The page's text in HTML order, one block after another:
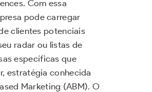
Com essa
pode carregar
clientes potenciais
radar ou listas de
específicas que
estratégia conhecida
Marketing (ABM). O